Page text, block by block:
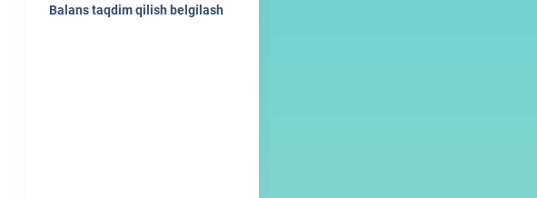
Balans taqdim qilish belgilash